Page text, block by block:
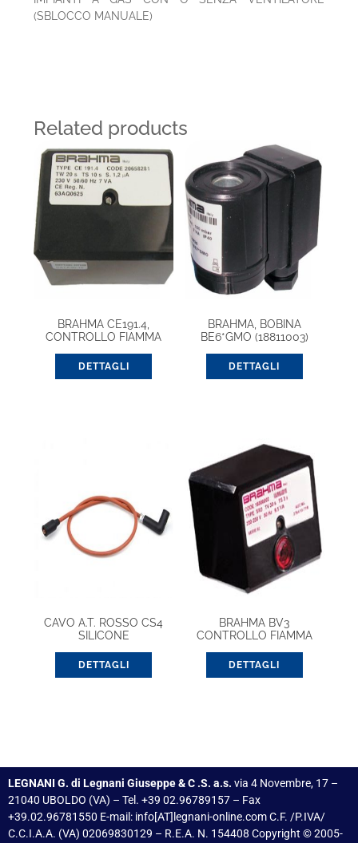
(SBLOCCO MANUALE)
Related products
BRAHMA CE191.4,
CONTROLLO FIAMMA
DETTAGLI
BRAHMA, BOBINA
BE6*GMO (18811003)
DETTAGLI
CAVO A.T. ROSSO CS4
SILICONE
DETTAGLI
BRAHMA BV3
CONTROLLO FIAMMA
DETTAGLI
LEGNANI G. di Legnani Giuseppe & C .S. a.s. via 4 Novembre, 17 –
21040 UBOLDO (VA) – Tel. +39 02.96789157 – Fax
+39.02.96781550 E-mail: info[AT]legnani-online.com C.F. /P.IVA/
C.C.I.A.A. (VA) 02069830129 – R.E.A. N. 154408 Copyright © 2005-